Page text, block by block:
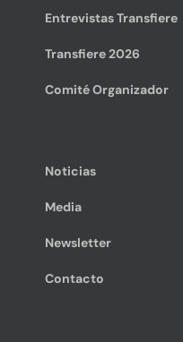
Entrevistas Transfiere
Transfiere 2026
Comité Organizador
Noticias
Media
Newsletter
Contacto